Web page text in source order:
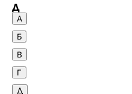
Д
Денислава Сашова
Десислава Денчева
Десислава Николова
Десислава Панчева
А
Б
В
Г
Д